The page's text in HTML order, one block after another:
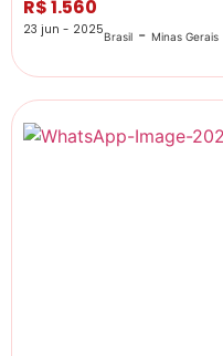
R$ 1.560
23 jun - 2025Brasil - Minas Gerais